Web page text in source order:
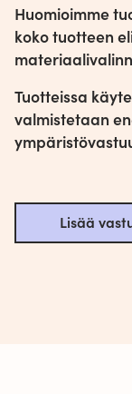
Huomioimme
koko tuotteen
Tuotteissa
valmistetaan
Lisää